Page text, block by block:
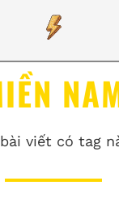
viết có tag